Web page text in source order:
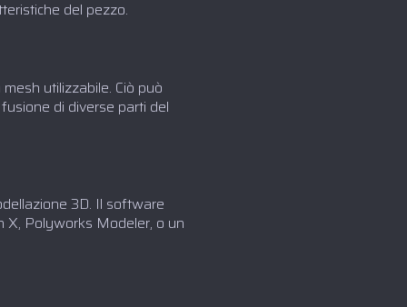
del pezzo.
utilizzabile. Ciò può
di diverse parti del
3D. Il software
X, Polyworks Modeler, o un